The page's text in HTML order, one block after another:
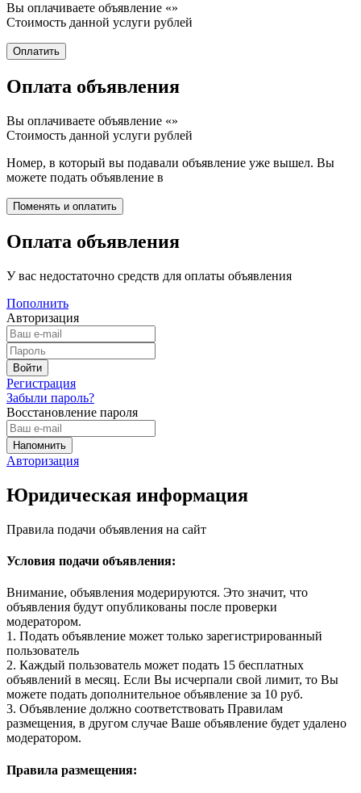
Вы оплачиваете объявление «»
Стоимость данной услуги рублей
Оплата объявления
Вы оплачиваете объявление «»
Стоимость данной услуги рублей
Номер, в который вы подавали объявление уже вышел. Вы
можете подать объявление в
Оплата объявления
У вас недостаточно средств для оплаты объявления
Пополнить
Авторизация
Регистрация
Забыли пароль?
Восстановление пароля
Авторизация
Юридическая информация
Правила подачи объявления на сайт
Условия подачи объявления:
Внимание, объявления модерируются. Это значит, что
объявления будут опубликованы после проверки
модератором.
1. Подать объявление может только зарегистрированный
пользователь
2. Каждый пользователь может подать 15 бесплатных
объявлений в месяц. Если Вы исчерпали свой лимит, то Вы
можете подать дополнительное объявление за 10 руб.
3. Объявление должно соответствовать Правилам
размещения, в другом случае Ваше объявление будет удалено
модератором.
Правила размещения: